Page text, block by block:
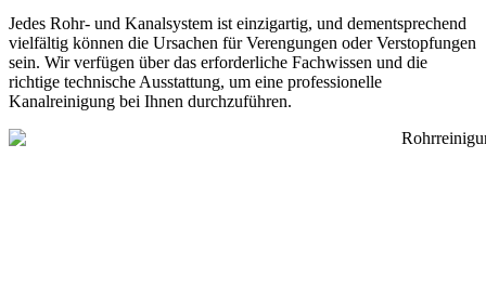
Jedes Rohr- und Kanalsystem ist einzigartig, und dementsprechend
vielfältig können die Ursachen für Verengungen oder Verstopfungen
sein. Wir verfügen über das erforderliche Fachwissen und die
richtige technische Ausstattung, um eine professionelle
Kanalreinigung bei Ihnen durchzuführen.